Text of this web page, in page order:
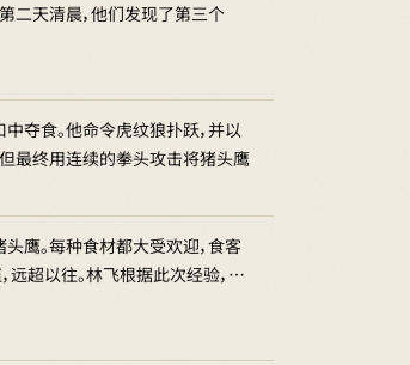
二天清晨，他们发现了第三个
夺食。他命令虎纹狼扑跃，并以
但最终用连续的拳头攻击将猪头鹰
鹰。每种食材都大受欢迎，食客
远超以往。林飞根据此次经验，…